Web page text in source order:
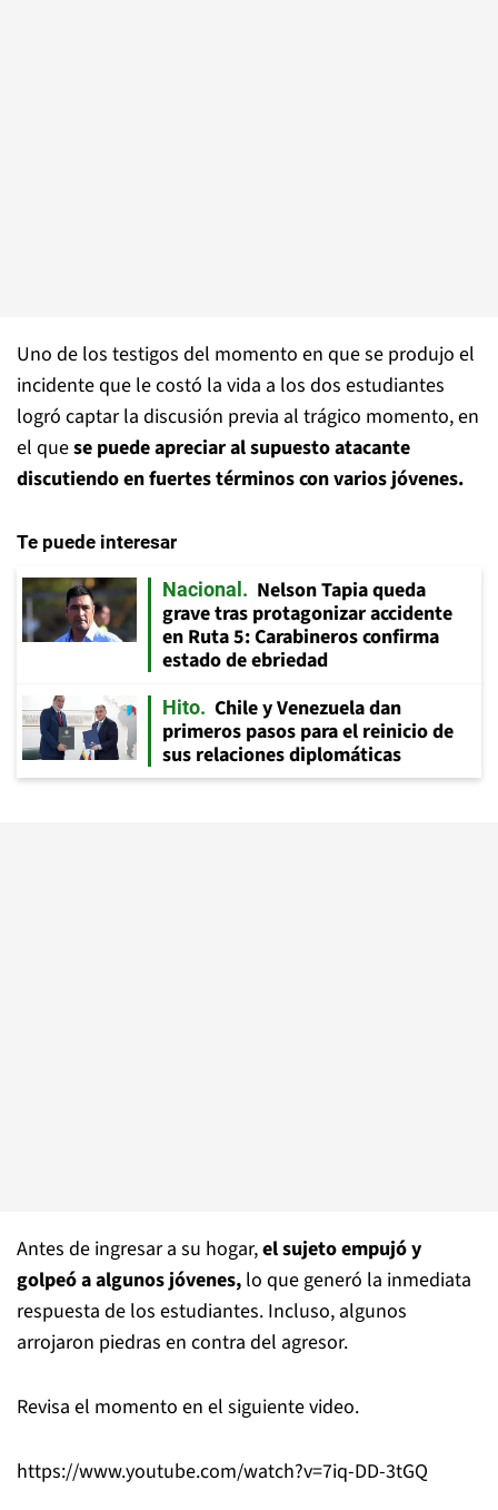
Uno de los testigos del momento en que se produjo el
incidente que le costó la vida a los dos estudiantes
logró captar la discusión previa al trágico momento, en
el quese puede apreciar al supuesto atacante
discutiendo en fuertes términos con varios jóvenes.
Te puede interesar
Nacional
Nelson Tapia queda
grave tras protagonizar accidente
en Ruta 5: Carabineros confirma
estado de ebriedad
Hito
Chile y Venezuela dan
primeros pasos para el reinicio de
sus relaciones diplomáticas
Antes de ingresar a su hogar,el sujeto empujó y
golpeó a algunos jóvenes, lo que generó la inmediata
respuesta de los estudiantes. Incluso, algunos
arrojaron piedras en contra del agresor.
Revisa el momento en el siguiente video.
https://www.youtube.com/watch?v=7iq-DD-3tGQ